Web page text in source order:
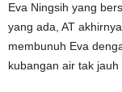
Eva Ningsih yang
yang ada, AT
membunuh Eva
kubangan air tak jauh